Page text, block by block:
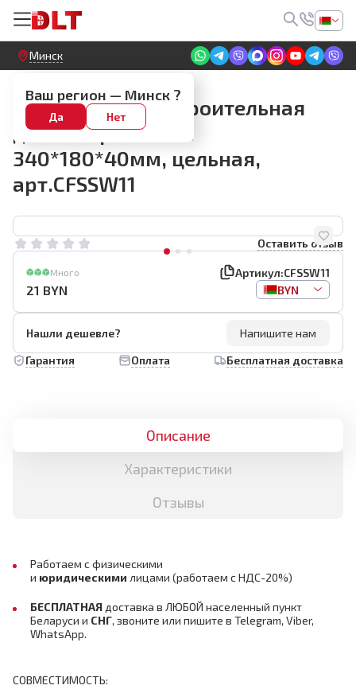
Круглосуточный! Прием заявок на сайте
Минск
Ваш регион — Минск ?
Да Нет
Губки
Губка съемная строительная
для затирки BIHUI
340*180*40мм, цельная,
арт.CFSSW11
Оставить отзыв
Много Артикул:CFSSW11
21 BYN BYN
Нашли дешевле?
Напишите нам
Гарантия
Оплата Бесплатная доставка
Описание
Характеристики
Отзывы
Работаем с физическими
и юридическими лицами (работаем с НДС-20%)
БЕСПЛАТНАЯ доставка в ЛЮБОЙ населенный пункт
Беларуси и СНГ, звоните или пишите в Telegram, Viber,
WhatsApp.
СОВМЕСТИМОСТЬ: